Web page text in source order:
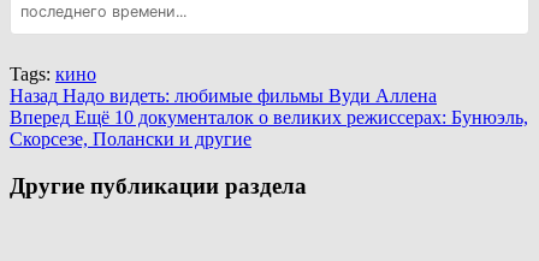
последнего времени...
Tags: кино
Continue
Reading
Назад Надо видеть: любимые фильмы Вуди Аллена
Вперед Ещё 10 документалок о великих режиссерах: Бунюэль,
Скорсезе, Полански и другие
Другие публикации раздела